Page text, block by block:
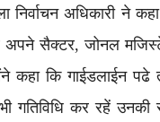
निर्वाचन अधिकारी ने
सैक्टर, जोनल
कहा कि गाईडलाईन
गतिविधि कर रहें उनकी